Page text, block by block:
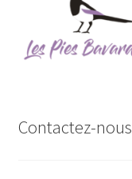
Contactez-nous